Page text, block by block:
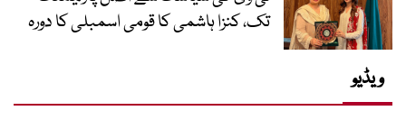
تک، کنزا ہاشمی کا قومی اسمبلی کا دورہ
ویڈیو